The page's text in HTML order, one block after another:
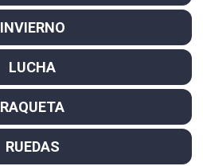
INVIERNO
LUCHA
RAQUETA
RUEDAS